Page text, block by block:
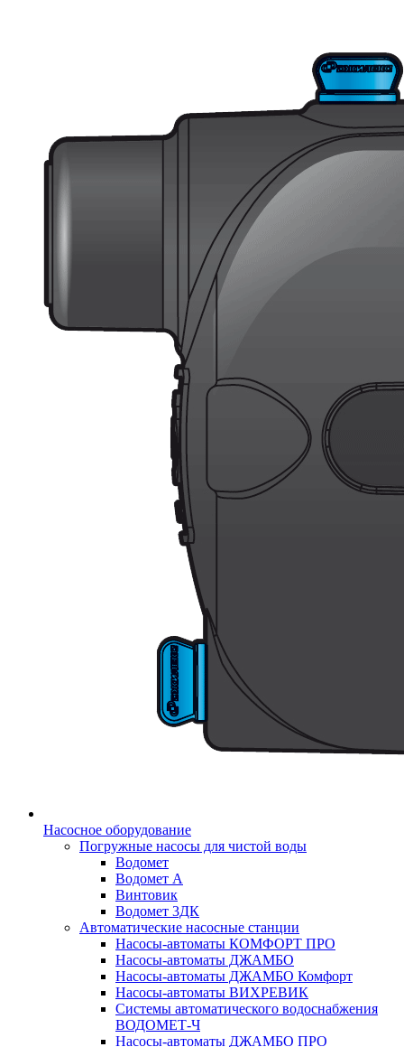
Насосное оборудование
Погружные насосы для чистой воды
Водомет
Водомет А
Винтовик
Водомет 3ДК
Автоматические насосные станции
Насосы-автоматы КОМФОРТ ПРО
Насосы-автоматы ДЖАМБО
Насосы-автоматы ДЖАМБО Комфорт
Насосы-автоматы ВИХРЕВИК
Системы автоматического водоснабжения
ВОДОМЕТ-Ч
Насосы-автоматы ДЖАМБО ПРО